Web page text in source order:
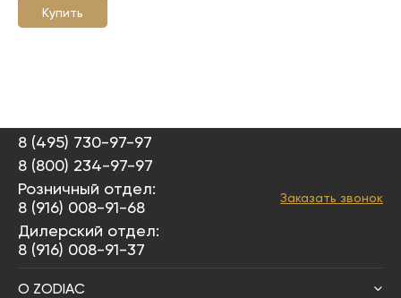
Купить
8 (495) 730-97-97
8 (800) 234-97-97
Розничный отдел:
8 (916) 008-91-68
Дилерский отдел:
8 (916) 008-91-37
Заказать звонок
О ZODIAC